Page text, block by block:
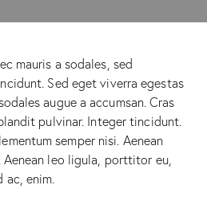
mauris a sodales, sed
Sed eget viverra egestas
augue a accumsan. Cras
pulvinar. Integer tincidunt.
semper nisi. Aenean
leo ligula, porttitor eu,
ac, enim.